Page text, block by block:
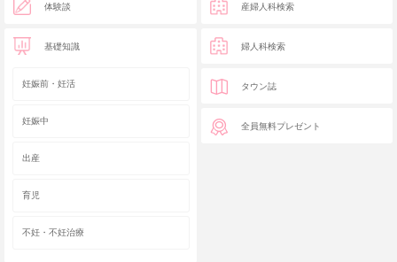
体験談
基礎知識
妊娠前・妊活
妊娠中
出産
育児
不妊・不妊治療
産婦人科検索
婦人科検索
タウン誌
全員無料プレゼント